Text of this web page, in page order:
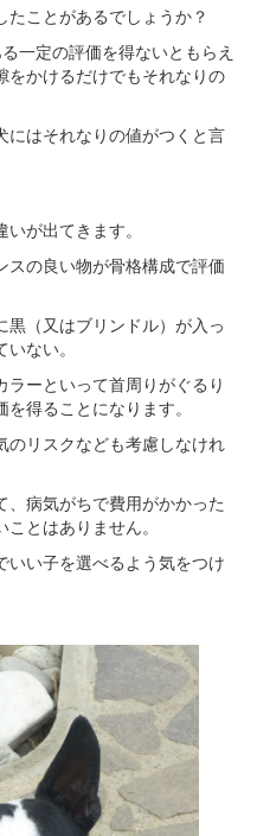
ことがあるでしょうか？
一定の評価を得ないともらえ
をかけるだけでもそれなりの
にはそれなりの値がつくと言
が出てきます。
の良い物が骨格構成で評価
（又はブリンドル）が入っ
ない。
ーといって首周りがぐるり
得ることになります。
のリスクなども考慮しなけれ
病気がちで費用がかかった
とはありません。
い子を選べるよう気をつけ